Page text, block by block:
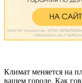
Климат меняется на
вашем городе. Как